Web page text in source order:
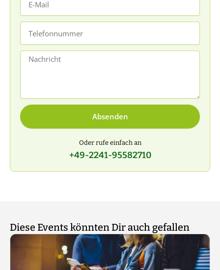
Mail
Nachricht
Absenden
Oder rufe einfach an
+49-2241-95582710
Diese Events könnten Dir auch gefallen